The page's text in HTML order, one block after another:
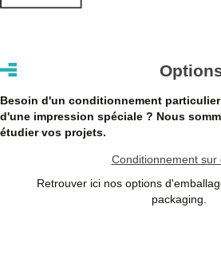
TVA intra-communautaire
paient le prix
Besoin d'un conditionnement
d'une impression spéciale ? Nous
étudier vos projets.
Conditionnement sur
Retrouver ici nos options
packaging.